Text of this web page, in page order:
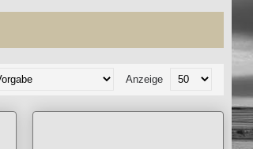
Anzeige